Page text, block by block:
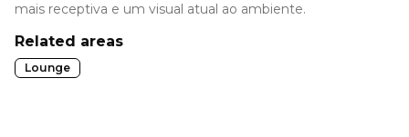
mais receptiva e um visual atual ao ambiente.
Related areas
Lounge